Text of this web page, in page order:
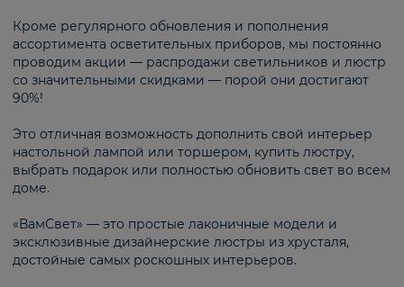
Кроме регулярного обновления и пополнения
ассортимента осветительных приборов, мы постоянно
проводим акции — распродажи светильников и люстр
со значительными скидками — порой они достигают
90%!
Это отличная возможность дополнить свой интерьер
настольной лампой или торшером, купить люстру,
выбрать подарок или полностью обновить свет во всем
доме.
«ВамСвет» — это простые лаконичные модели и
эксклюзивные дизайнерские люстры из хрусталя,
достойные самых роскошных интерьеров.